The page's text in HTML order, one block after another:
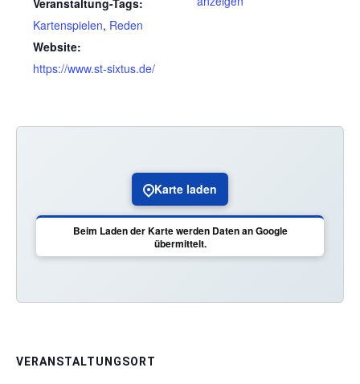
Veranstaltung-Tags:
Kartenspielen, Reden
Website:
https://www.st-sixtus.de/
VERANSTALTUNGSORT
Karte laden
Beim Laden der Karte werden Daten an Google
übermittelt.